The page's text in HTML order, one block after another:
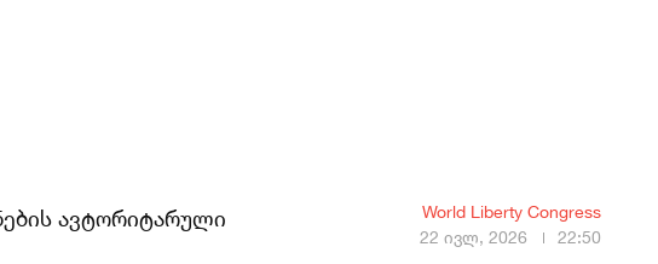
ავტორიტარული
World Liberty Congress
22 ივლ, 2026
22:50